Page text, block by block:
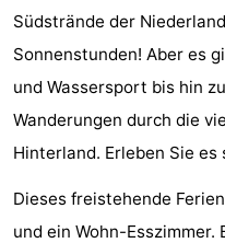
Zandput
Duinzicht
-
Joossesweg
-
Kustlicht
-
Meerpaal
-
Strandcamping
-
Südstrände der
Sonnenstunden! Aber es
und Wassersport bis hin
Wanderungen durch die
Hinterland. Erleben Sie es
Dieses freistehende
und ein Wohn-